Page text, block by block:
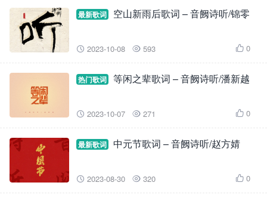
最新歌词 空山新雨后歌词 – 音阙诗听/锦零
 2023-10-08  593  0
热门歌词 等闲之辈歌词 – 音阙诗听/潘新越
 2023-10-07  271  0
最新歌词 中元节歌词 – 音阙诗听/赵方婧
 2023-08-30  320  0